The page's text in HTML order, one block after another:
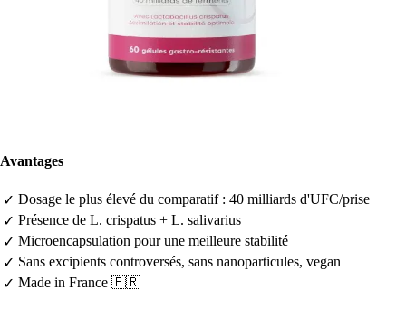
Avantages
✓ Dosage le plus élevé du comparatif : 40 milliards d'UFC/prise
✓ Présence de L. crispatus + L. salivarius
✓ Microencapsulation pour une meilleure stabilité
✓ Sans excipients controversés, sans nanoparticules, vegan
✓ Made in France 🇫🇷